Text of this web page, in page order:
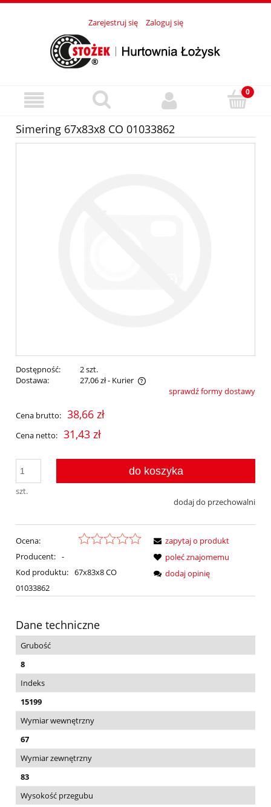
Zarejestruj się Zaloguj się
Simering 67x83x8 CO 01033862
Dostępność:
2 szt.
Dostawa:
27,06 zł- Kurier
Cena nie zawiera ewentualnych kosztów płatnościsprawdź formy dostawy
Cena brutto: 38,66 zł
Cena netto: 31,43 zł
szt.
do koszyka
dodaj do przechowalni
Ocena:
Producent: -
Kod produktu: 67x83x8 CO
01033862
zapytaj o produkt
poleć znajomemu
dodaj opinię
Dane techniczne
Grubość
8
Indeks
15199
Wymiar wewnętrzny
67
Wymiar zewnętrzny
83
Wysokość przegubu